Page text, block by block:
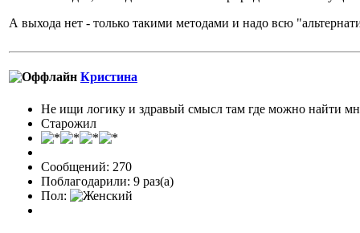
А выхода нет - только такими методами и надо всю
Кристина
Не ищи логику и здравый смысл там где можно найти
Старожил
Сообщений: 270
Поблагодарили: 9 раз(а)
Пол: